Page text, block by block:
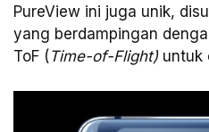
PureView ini juga unik,
yang berdampingan
ToF ( Time-of-Flight) untuk